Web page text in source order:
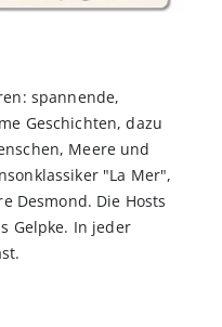
spannende,
Geschichten, dazu
Meere und
"La Mer",
Desmond. Die Hosts
Gelpke. In jeder